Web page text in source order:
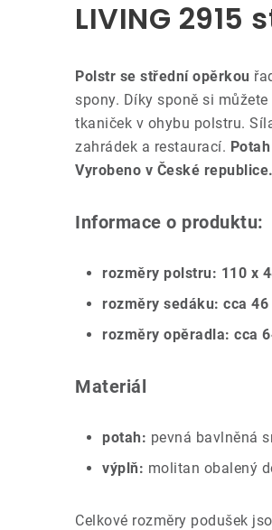
LIVING
Polstr se střední opěrkou
spony. Díky sponě si
tkaniček v ohybu polstru.
zahrádek a restaurací. Potah
Vyrobeno v České republice.
Informace o produktu:
rozměry polstru: 110 x
rozměry sedáku: cca 46
rozměry opěradla: cca
Materiál
potah: pevná bavlněná
výplň: molitan obalený
Celkové rozměry podušek